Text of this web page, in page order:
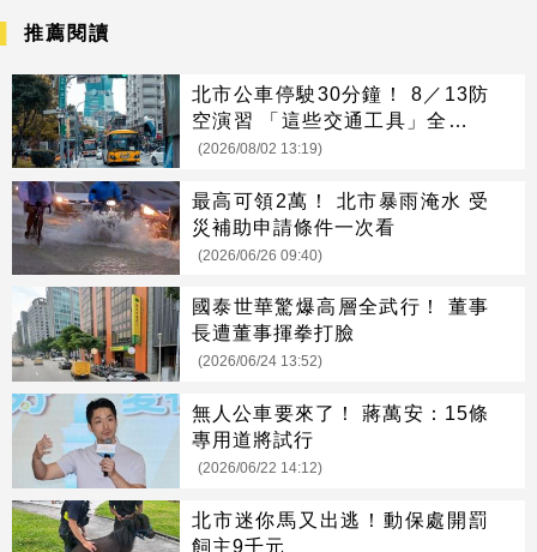
推薦閱讀
北市公車停駛30分鐘！ 8／13防
空演習 「這些交通工具」全面管
制
(2026/08/02 13:19)
最高可領2萬！ 北市暴雨淹水 受
災補助申請條件一次看
(2026/06/26 09:40)
國泰世華驚爆高層全武行！ 董事
長遭董事揮拳打臉
(2026/06/24 13:52)
無人公車要來了！ 蔣萬安：15條
專用道將試行
(2026/06/22 14:12)
北市迷你馬又出逃！動保處開罰
飼主9千元